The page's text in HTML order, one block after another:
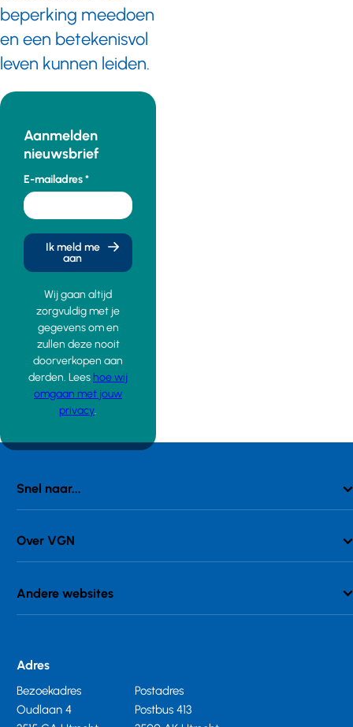
beperking meedoen
en een betekenisvol
leven kunnen leiden.
Aanmelden
nieuwsbrief
E-mailadres
Ik meld me
aan
Wij gaan altijd
zorgvuldig met je
gegevens om en
zullen deze nooit
doorverkopen aan
derden. Lees hoe wij
omgaan met jouw
privacy.
Snel naar...
Over VGN
Andere websites
Adres
Bezoekadres
Oudlaan 4
Postadres
Postbus 413